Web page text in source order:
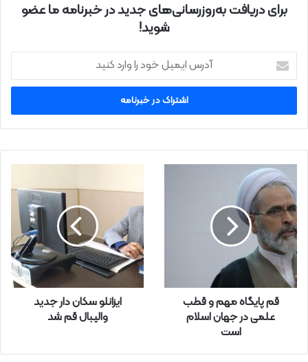
برای دریافت به‌روزرسانی‌های جدید در خبرنامه ما عضو
شوید!
ر
ا
ی
خ
و
د
ر
ا
و
ا
ر
قم پایگاه مهم و قطب‌
علمی در جهان اسلام
است
ایزانلو سکان دار جدید
والیبال قم شد